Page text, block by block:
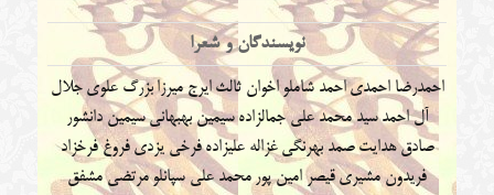
نویسندگان و شعرا
احمدرضا احمدیاحمد شاملو اخوان ثالثایرج میرزابزرگ علوی جلال
آل احمدسید محمد علی جمالزادهسیمین بهبهانیسیمین دانشور
صادق هدایتصمد بهرنگی غزاله علیزادهفرخی یزدی فروغ فرخزاد
فریدون مشیری قیصر امین پورمحمد علی سپانلومرتضی مشفق